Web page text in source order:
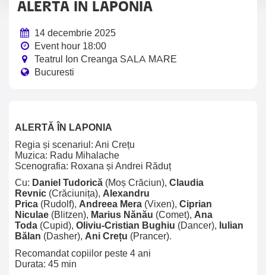
ALERTĂ ÎN LAPONIA
Regia și scenariul: Ani Crețu
Muzica: Radu Mihalache
Scenografia: Roxana și Andrei Răduț
Cu: Daniel Tudorică (Moș Crăciun), Claudia
Revnic (Crăciunița), Alexandru
Prica (Rudolf), Andreea Mera (Vixen), Ciprian
Niculae (Blitzen), Marius Nănău (Comet), Ana
Toda (Cupid), Oliviu-Cristian Bughiu (Dancer), Iulian
Bălan (Dasher), Ani Crețu (Prancer).
Recomandat copiilor peste 4 ani
Durata: 45 min
ALERTA IN LAPONIA
14 decembrie 2025
Event hour 18:00
Teatrul Ion Creanga SALA MARE
Bucuresti